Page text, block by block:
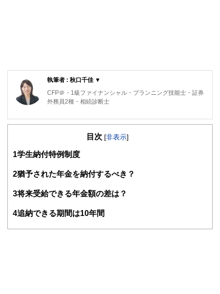
執筆者 : 秋口千佳 ▼
CFP＠・1級ファイナンシャル・プランニング技能士・証券
外務員2種・相続診断士
目次 [非表示]
1 学生納付特例制度
2猶予された年金を納付するべき？
3将来受給できる年金額の差は？
4追納できる期間は10年間